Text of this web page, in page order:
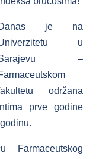
je na
u
–
održana
prve godine
Farmaceutskog